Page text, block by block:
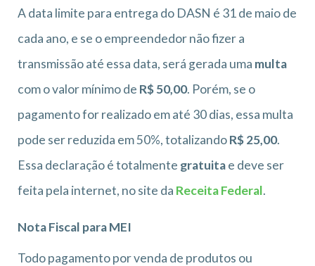
A data limite para entrega do DASN é 31 de maio de
cada ano, e se o empreendedor não fizer a
transmissão até essa data, será gerada uma multa
com o valor mínimo de R$ 50,00. Porém, se o
pagamento for realizado em até 30 dias, essa multa
pode ser reduzida em 50%, totalizandoR$ 25,00.
Essa declaração é totalmente gratuitae deve ser
feita pela internet, no site da Receita Federal.
Nota Fiscal para MEI
Todo pagamento por venda de produtos ou